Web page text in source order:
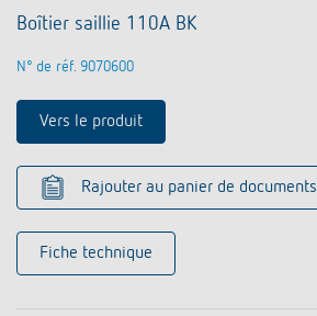
Boîtier saillie 110A BK
N° de réf. 9070600
Vers le produit
Rajouter au panier de documents
Fiche technique